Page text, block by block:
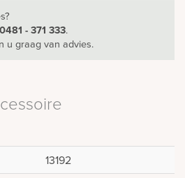
0481 - 371 333.
u graag van advies.
13192